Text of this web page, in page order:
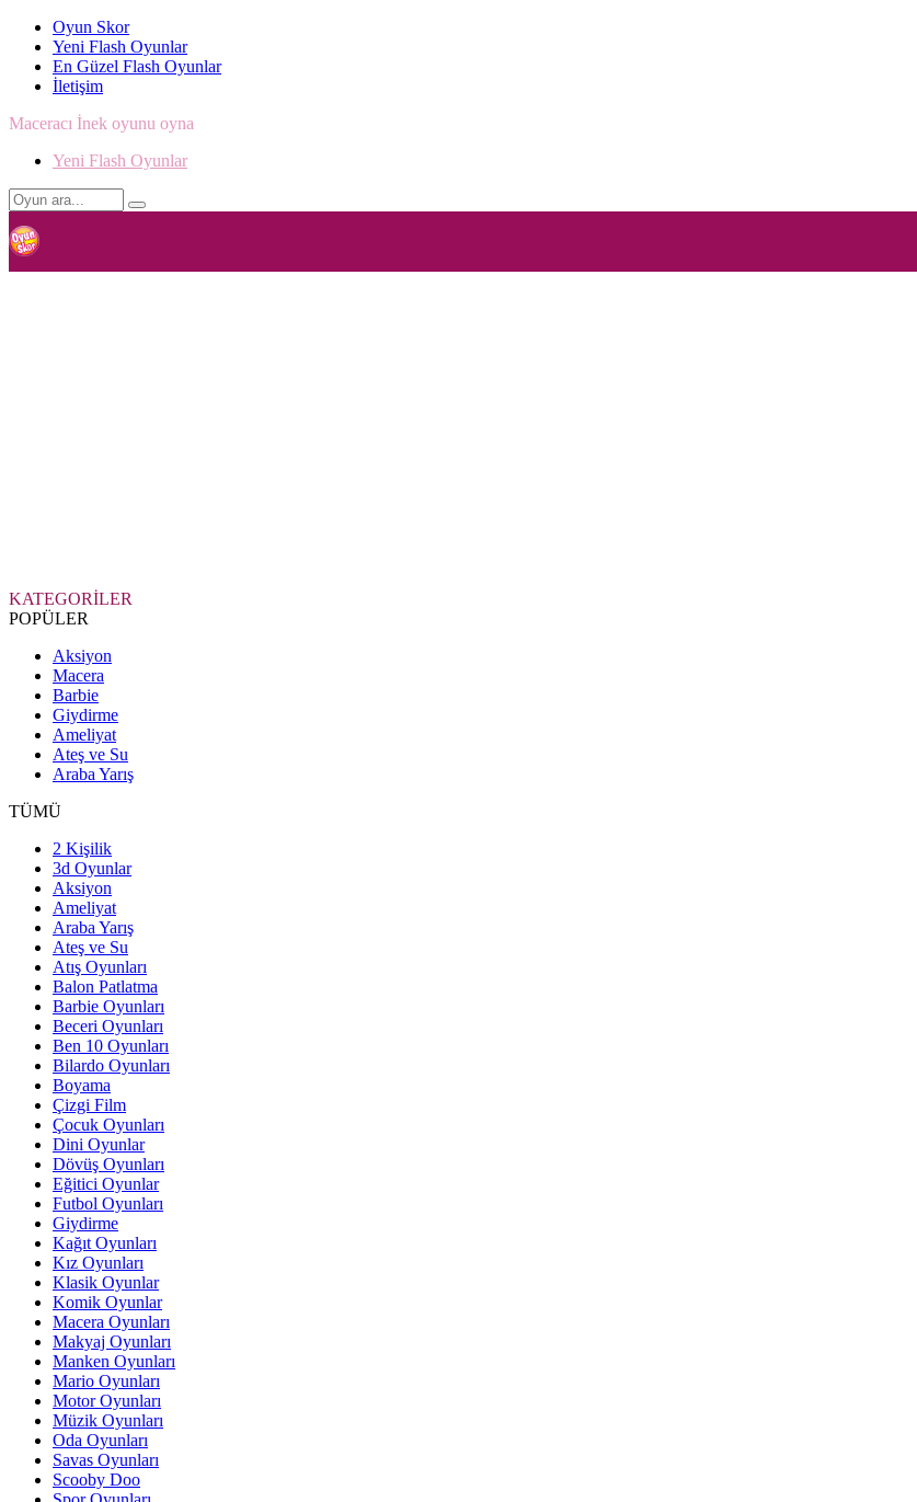
Oyun Skor
Yeni Flash Oyunlar
En Güzel Flash Oyunlar
İletişim
Maceracı İnek oyunu oyna
Yeni Flash Oyunlar
KATEGORİLER
POPÜLER
Aksiyon
Macera
Barbie
Giydirme
Ameliyat
Ateş ve Su
Araba Yarış
TÜMÜ
2 Kişilik
3d Oyunlar
Aksiyon
Ameliyat
Araba Yarış
Ateş ve Su
Atış Oyunları
Balon Patlatma
Barbie Oyunları
Beceri Oyunları
Ben 10 Oyunları
Bilardo Oyunları
Boyama
Çizgi Film
Çocuk Oyunları
Dini Oyunlar
Dövüş Oyunları
Eğitici Oyunlar
Futbol Oyunları
Giydirme
Kağıt Oyunları
Kız Oyunları
Klasik Oyunlar
Komik Oyunlar
Macera Oyunları
Makyaj Oyunları
Manken Oyunları
Mario Oyunları
Motor Oyunları
Müzik Oyunları
Oda Oyunları
Savas Oyunları
Scooby Doo